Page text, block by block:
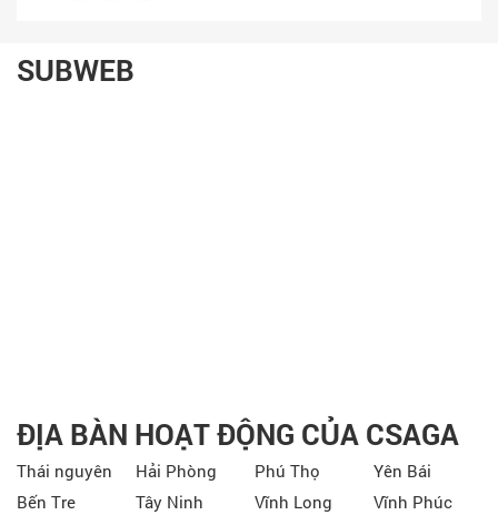
SUBWEB
ĐỊA BÀN HOẠT ĐỘNG CỦA CSAGA
Thái nguyên Hải Phòng Phú Thọ
Yên Bái
Bến Tre
Tây Ninh Vĩnh Long
Vĩnh Phúc